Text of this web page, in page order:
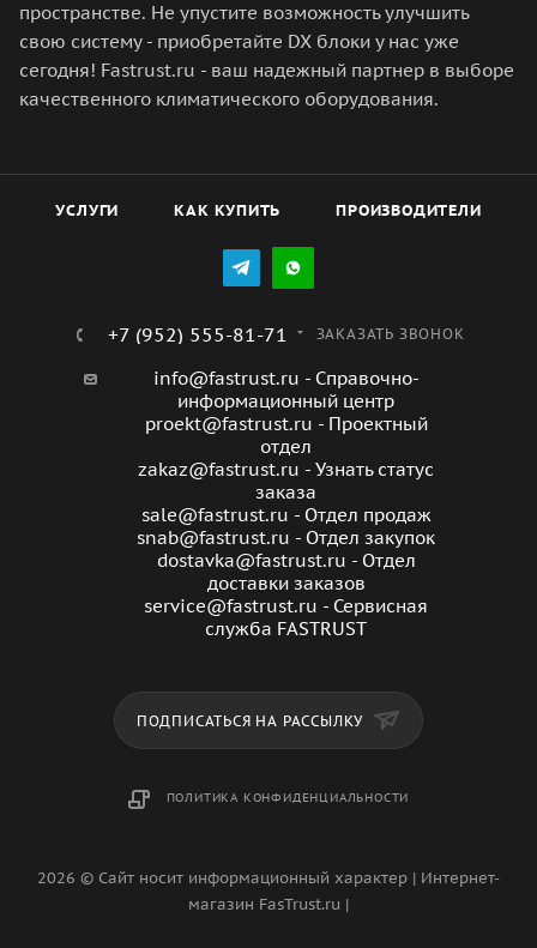
пространстве. Не упустите возможность улучшить
свою систему - приобретайте DX блоки у нас уже
сегодня! Fastrust.ru - ваш надежный партнер в выборе
качественного климатического оборудования.
УСЛУГИ КАК КУПИТЬ ПРОИЗВОДИТЕЛИ
+7 (952) 555-81-71 ЗАКАЗАТЬ ЗВОНОК
info@fastrust.ru - Справочно-
информационный центр
proekt@fastrust.ru - Проектный
отдел
zakaz@fastrust.ru - Узнать статус
заказа
sale@fastrust.ru - Отдел продаж
snab@fastrust.ru - Отдел закупок
dostavka@fastrust.ru - Отдел
доставки заказов
service@fastrust.ru - Сервисная
служба FASTRUST
ПОДПИСАТЬСЯ НА РАССЫЛКУ
ПОЛИТИКА КОНФИДЕНЦИАЛЬНОСТИ
2026 © Сайт носит информационный характер | Интернет-
магазин FasTrust.ru |